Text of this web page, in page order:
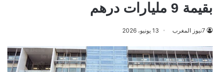
بقيمة 9 مليارات درهم
7نيوز المغرب 13 يونيو، 2026